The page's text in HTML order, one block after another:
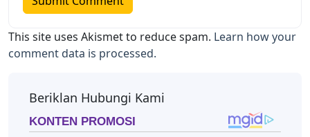
This site uses Akismet to reduce spam. Learn how your
comment data is processed.
Beriklan Hubungi Kami